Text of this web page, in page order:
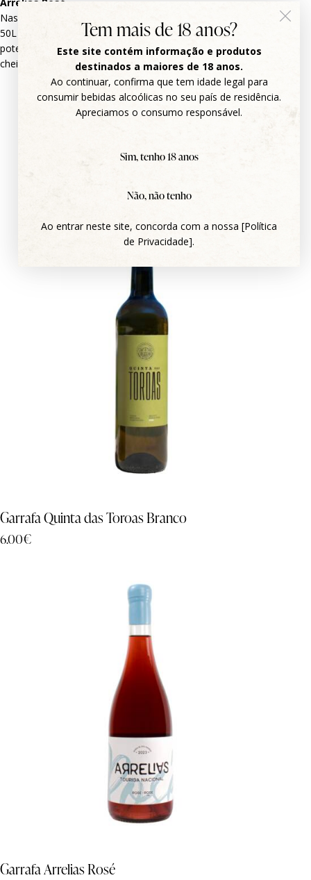
Nasceu de uma experiência pequena, mas surpreendente —
50L de uvas da Quinta das Toroas que revelaram um grande
potencial. A partir daí, criámos o nosso primeiro rosé, fresco e
cheio de personalidade.
Encomende os nossos vinhos
Garrafa Quinta das Toroas Branco
6.00€
Garrafa Arrelias Rosé
Tem mais de 18 anos?
Este site contém informação e produtos
destinados a maiores de 18 anos.
Ao continuar, confirma que tem idade legal para
consumir bebidas alcoólicas no seu país de residência.
Apreciamos o consumo responsável.
Sim, tenho 18 anos
Não, não tenho
Ao entrar neste site, concorda com a nossa [Política
de Privacidade].